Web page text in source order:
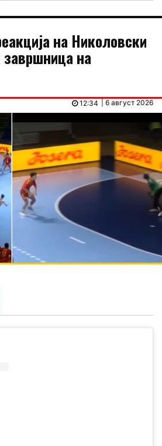
на Николовски
на
| 6 август 2026
12:34